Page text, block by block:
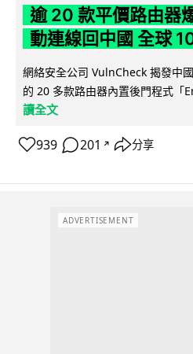
逾 20 款平價路由器
動連線回中國 全球
網絡安全公司 VulnCheck 揭發中
的 20 多款路由器內置後門程式「
讀全文
939 201 ↗ 分享
ADVERTISEMENT